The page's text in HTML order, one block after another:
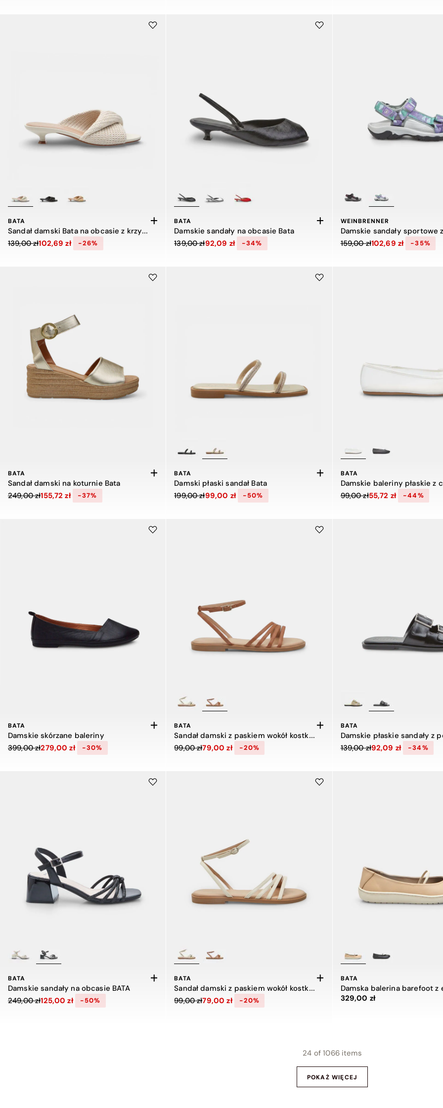
BATA
Sandał damski Bata na obcasie z krzyżującym się paskiem
Cena obniżona z 139,00 zł do 102,69 zł, zniżka 26 procent
139,00 zł102,69 zł -26%
BATA
Damskie sandały na obcasie Bata
Cena obniżona z 139,00 zł do 92,09 zł, zniżka 34 procent
139,00 zł92,09 zł -34%
WEINBRENNER
Cena obniżona z 159,00 zł
159,00 zł102,69 zł -35%
BATA
Sandał damski na koturnie Bata
Cena obniżona z 249,00 zł do 155,72 zł, zniżka 37 procent
249,00 zł155,72 zł -37%
BATA
Damski płaski sandał Bata
Cena obniżona z 199,00 zł do 99,00 zł, zniżka 50 procent
199,00 zł99,00 zł -50%
BATA
Cena obniżona z 99,00 zł
99,00 zł55,72 zł -44%
BATA
Damskie skórzane baleriny
Cena obniżona z 399,00 zł do 279,00 zł, zniżka 30 procent
399,00 zł279,00 zł -30%
BATA
Sandał damski z paskiem wokół kostki Bata
Cena obniżona z 99,00 zł do 79,00 zł, zniżka 20 procent
99,00 zł79,00 zł -20%
BATA
Cena obniżona z 139,00 zł
139,00 zł92,09 zł -34%
BATA
Damskie sandały na obcasie BATA
Cena obniżona z 249,00 zł do 125,00 zł, zniżka 50 procent
249,00 zł125,00 zł -50%
BATA
Sandał damski z paskiem wokół kostki Bata
Cena obniżona z 99,00 zł do 79,00 zł, zniżka 20 procent
99,00 zł79,00 zł -20%
BATA
Cena 329,00 zł
329,00 zł
24 of 1066 items
POKAŻ WIĘCEJ